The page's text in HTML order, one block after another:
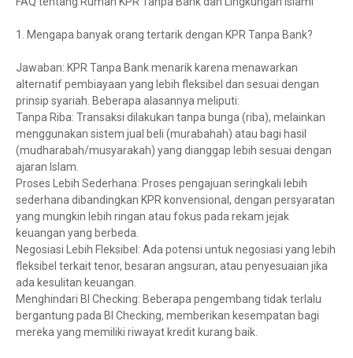
1. Mengapa banyak orang tertarik dengan KPR Tanpa Bank?
Jawaban: KPR Tanpa Bank menarik karena menawarkan
alternatif pembiayaan yang lebih fleksibel dan sesuai dengan
prinsip syariah. Beberapa alasannya meliputi:
Tanpa Riba: Transaksi dilakukan tanpa bunga (riba), melainkan
menggunakan sistem jual beli (murabahah) atau bagi hasil
(mudharabah/musyarakah) yang dianggap lebih sesuai dengan
ajaran Islam.
Proses Lebih Sederhana: Proses pengajuan seringkali lebih
sederhana dibandingkan KPR konvensional, dengan persyaratan
yang mungkin lebih ringan atau fokus pada rekam jejak
keuangan yang berbeda.
Negosiasi Lebih Fleksibel: Ada potensi untuk negosiasi yang lebih
fleksibel terkait tenor, besaran angsuran, atau penyesuaian jika
ada kesulitan keuangan.
Menghindari BI Checking: Beberapa pengembang tidak terlalu
bergantung pada BI Checking, memberikan kesempatan bagi
mereka yang memiliki riwayat kredit kurang baik.